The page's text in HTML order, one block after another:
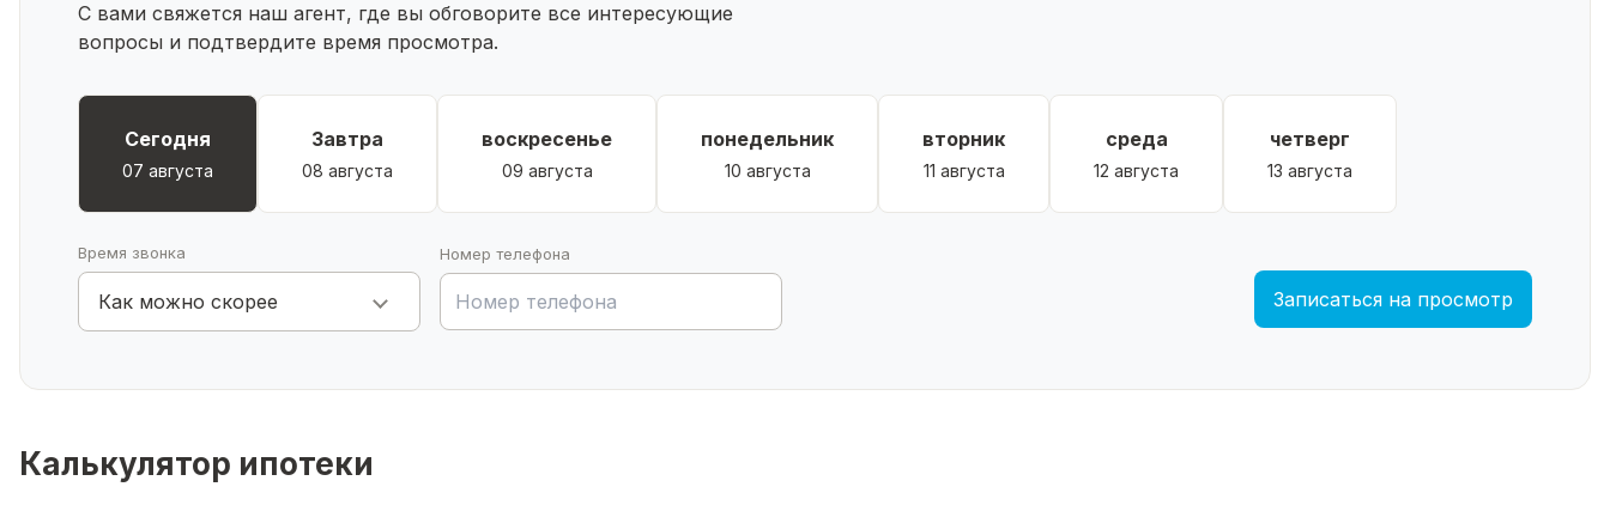
С вами свяжется наш агент, где вы обговорите все интересующие
вопросы и подтвердите время просмотра.
Сегодня
07 августа
Завтра
08 августа
воскресенье
09 августа
понедельник
10 августа
вторник
11 августа
среда
12 августа
четверг
13 августа
Время звонка
Как можно скорее
Номер телефона
Записаться на просмотр
Калькулятор ипотеки